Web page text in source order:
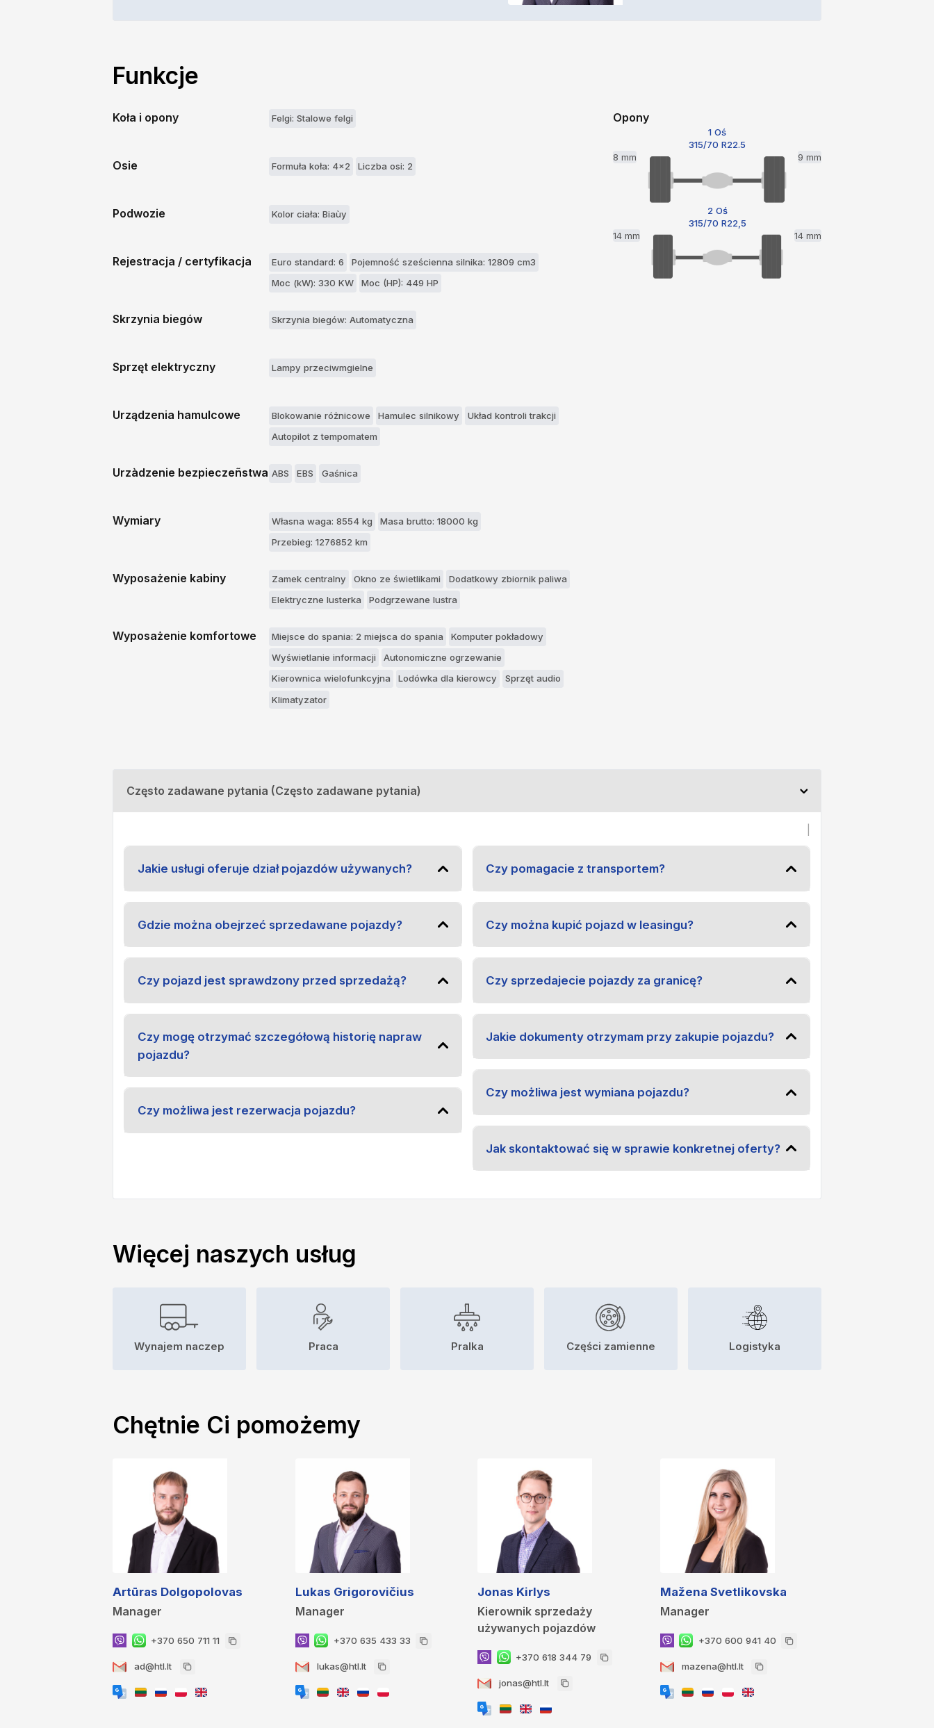
Funkcje
Koła i opony Felgi: Stalowe felgi
Osie Formuła koła: 4x2 Liczba osi: 2
Podwozie Kolor ciała: Biaùy
Rejestracja / certyfikacja Euro standard: 6
Pojemność sześcienna silnika: 12809 cm3
Moc (kW): 330 KW
Moc (HP): 449 HP
Skrzynia biegów Skrzynia biegów: Automatyczna
Sprzęt elektryczny Lampy przeciwmgielne
Urządzenia hamulcowe Blokowanie różnicowe Hamulec silnikowy
Układ kontroli trakcji
Autopilot z tempomatem
Urzàdzenie bezpieczeñstwa ABS EBS Gaśnica
Wymiary Własna waga: 8554 kg
Masa brutto: 18000 kg
Przebieg: 1276852 km
Wyposażenie kabiny Zamek centralny Okno ze świetlikami
Dodatkowy zbiornik paliwa
Elektryczne lusterka
Podgrzewane lustra
Wyposażenie komfortowe Miejsce do spania: 2 miejsca do spania
Komputer pokładowy
Wyświetlanie informacji
Autonomiczne ogrzewanie
Kierownica wielofunkcyjna
Lodówka dla kierowcy
Sprzęt audio
Klimatyzator
Opony
1 Oś
315/70 R22.5
8 mm
9 mm
2 Oś
315/70 R22,5
14 mm
14 mm
Często zadawane pytania (Często zadawane pytania)
Jakie usługi oferuje dział pojazdów używanych?
Gdzie można obejrzeć sprzedawane pojazdy?
Czy pojazd jest sprawdzony przed sprzedażą?
Czy mogę otrzymać szczegółową historię napraw
pojazdu?
Czy możliwa jest rezerwacja pojazdu?
Czy pomagacie z transportem?
Czy można kupić pojazd w leasingu?
Czy sprzedajecie pojazdy za granicę?
Jakie dokumenty otrzymam przy zakupie pojazdu?
Czy możliwa jest wymiana pojazdu?
Jak skontaktować się w sprawie konkretnej oferty?
Więcej naszych usług
Wynajem naczep Praca Pralka Części zamienne Logistyka
Chętnie Ci pomożemy
Artūras Dolgopolovas
Manager
+370 650 711 11
ad@htl.lt
Lukas Grigorovičius
Manager
+370 635 433 33
lukas@htl.lt
Jonas Kirlys
Kierownik sprzedaży
używanych pojazdów
+370 618 344 79
jonas@htl.lt
Mažena Svetlikovska
Manager
+370 600 941 40
mazena@htl.lt